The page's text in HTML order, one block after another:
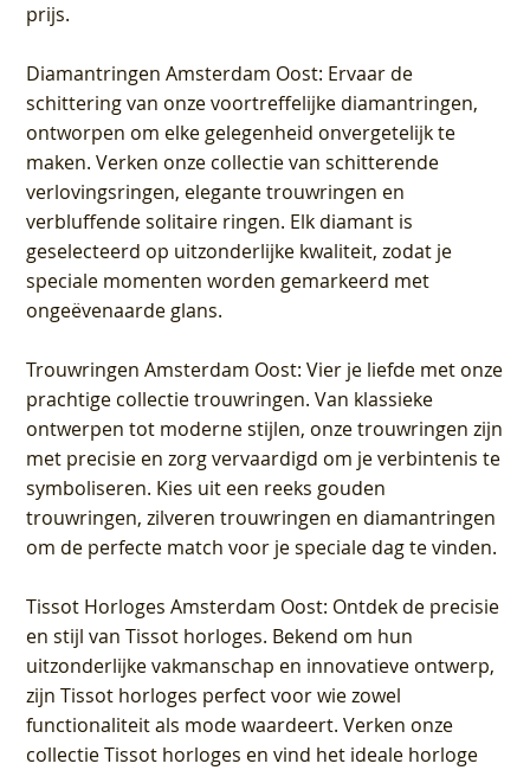
prijs.
Diamantringen Amsterdam Oost: Ervaar de
schittering van onze voortreffelijke diamantringen,
ontworpen om elke gelegenheid onvergetelijk te
maken. Verken onze collectie van schitterende
verlovingsringen, elegante trouwringen en
verbluffende solitaire ringen. Elk diamant is
geselecteerd op uitzonderlijke kwaliteit, zodat je
speciale momenten worden gemarkeerd met
ongeëvenaarde glans.
Trouwringen Amsterdam Oost: Vier je liefde met onze
prachtige collectie trouwringen. Van klassieke
ontwerpen tot moderne stijlen, onze trouwringen zijn
met precisie en zorg vervaardigd om je verbintenis te
symboliseren. Kies uit een reeks gouden
trouwringen, zilveren trouwringen en diamantringen
om de perfecte match voor je speciale dag te vinden.
Tissot Horloges Amsterdam Oost: Ontdek de precisie
en stijl van Tissot horloges. Bekend om hun
uitzonderlijke vakmanschap en innovatieve ontwerp,
zijn Tissot horloges perfect voor wie zowel
functionaliteit als mode waardeert. Verken onze
collectie Tissot horloges en vind het ideale horloge